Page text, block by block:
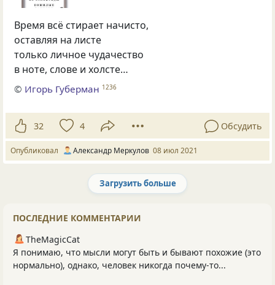
Время всё стирает начисто,
оставляя на листе
только личное чудачество
в ноте, слове и холсте…
© Игорь Губерман 1236
32 4 Обсудить
Опубликовал Александр Меркулов 08 июл 2021
Загрузить больше
ПОСЛЕДНИЕ КОММЕНТАРИИ
TheMagicCat
Я понимаю, что мысли могут быть и бывают похожие (это
нормально), однако, человек никогда почему-то...